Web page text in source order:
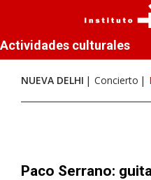
Actividades culturales
NUEVA DELHI Concierto
Paco Serrano: